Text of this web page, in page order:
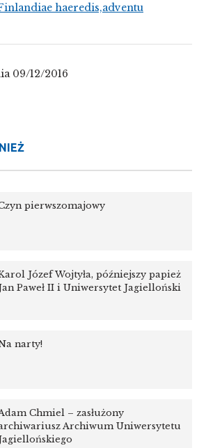
haeredis,adventu
09/12/2016
pierwszomajowy
Józef Wojtyła, późniejszy papież
Paweł II i Uniwersytet Jagielloński
narty!
Chmiel – zasłużony
Archiwum Uniwersytetu